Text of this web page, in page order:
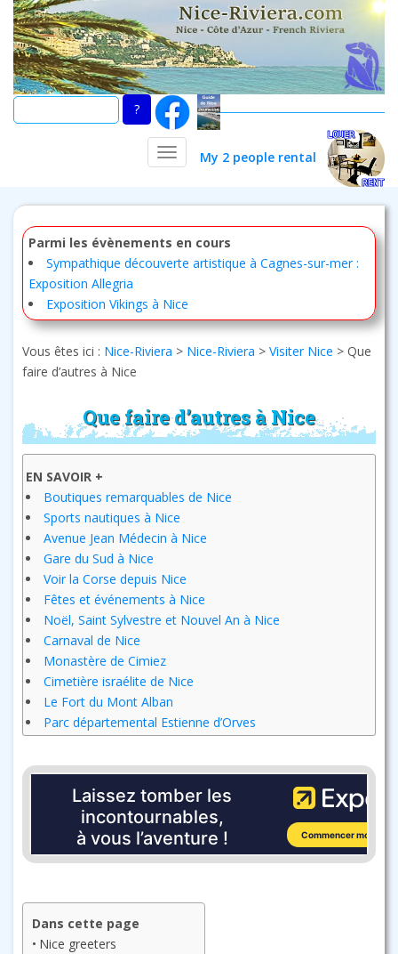
Skip
main
content
My 2 people rental
TOGGLE NAVIGATION
Parmi les évènements en cours
Sympathique découverte artistique à Cagnes-sur-mer :
Exposition Allegria
Exposition Vikings à Nice
Vous êtes ici : Nice-Riviera > Nice-Riviera > Visiter Nice > Que
faire d’autres à Nice
Que faire d’autres à Nice
EN SAVOIR +
Boutiques remarquables de Nice
Sports nautiques à Nice
Avenue Jean Médecin à Nice
Gare du Sud à Nice
Voir la Corse depuis Nice
Fêtes et événements à Nice
Noël, Saint Sylvestre et Nouvel An à Nice
Carnaval de Nice
Monastère de Cimiez
Cimetière israélite de Nice
Le Fort du Mont Alban
Parc départemental Estienne d’Orves
Dans cette page
Nice greeters